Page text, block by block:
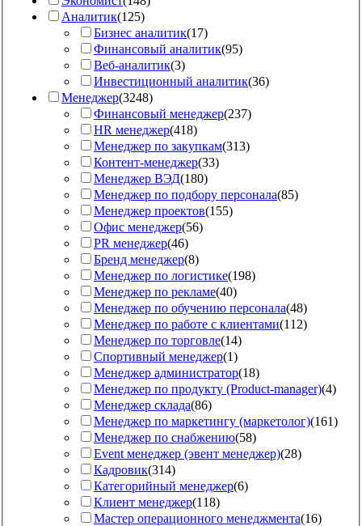
Аналитик(125)
Бизнес аналитик(17)
Финансовый аналитик(95)
Веб-аналитик(3)
Инвестиционный аналитик(36)
Менеджер(3248)
Финансовый менеджер(237)
HR менеджер(418)
Менеджер по закупкам(313)
Контент-менеджер(33)
Менеджер ВЭД(180)
Менеджер по подбору персонала(85)
Менеджер проектов(155)
Офис менеджер(56)
PR менеджер(46)
Бренд менеджер(8)
Менеджер по логистике(198)
Менеджер по рекламе(40)
Менеджер по обучению персонала(48)
Менеджер по работе с клиентами(112)
Менеджер по торговле(14)
Спортивный менеджер(1)
Менеджер администратор(18)
Менеджер по продукту (Product-manager)(4)
Менеджер склада(86)
Менеджер по маркетингу (маркетолог)(161)
Менеджер по снабжению(58)
Event менеджер (эвент менеджер)(28)
Кадровик(314)
Категорийный менеджер(6)
Клиент менеджер(118)
Мастер операционного менеджмента(16)